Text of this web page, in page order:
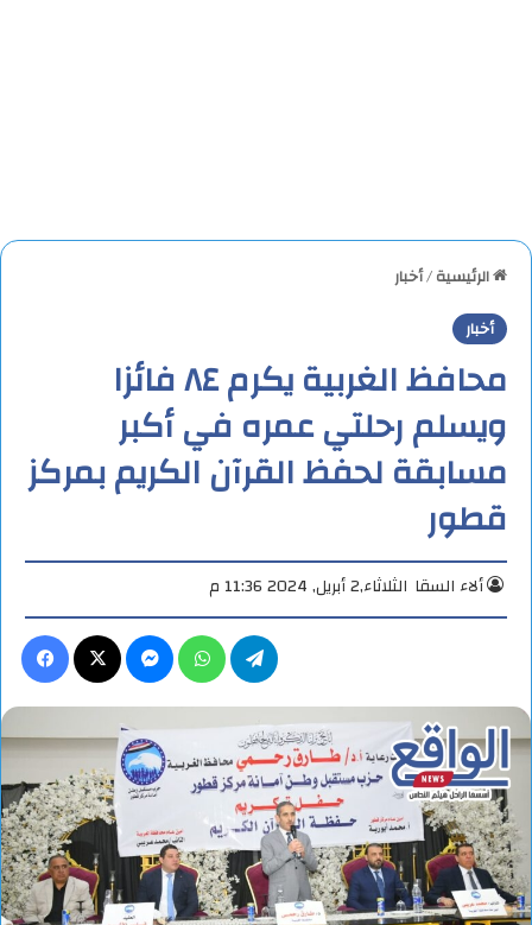
الرئيسية/أخبار
أخبار
محافظ الغربية يكرم ٨٤ فائزا
ويسلم رحلتي عمره في أكبر
مسابقة لحفظ القرآن الكريم بمركز
قطور
ألاء السقا الثلاثاء,2 أبريل, 2024 11:36 م
ماسنجر واتساب تيلقرام